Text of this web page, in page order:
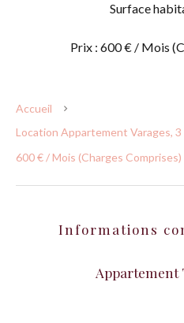
Surface
Prix : 600 € / Mois
Accueil
Location Appartement Varages, 3
600 € / Mois (Charges Comprises)
Informations
Appartement